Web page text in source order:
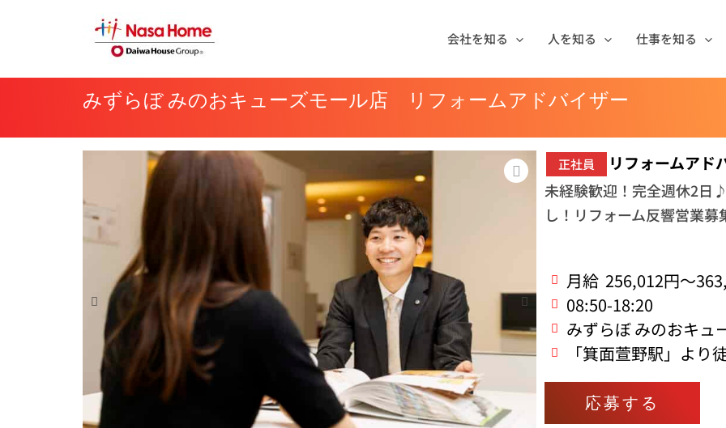
会社を知る 人を知る 仕事を知る
みずらぼ みのおキューズモール店 リフォームアドバイザー
正社員 リフォームアド
未経験歓迎！完全週休2日
し！リフォーム反響営業募
月給 256,012円～
08:50-18:20
みずらぼ みのおキュ
「箕面萱野駅」より
応募する